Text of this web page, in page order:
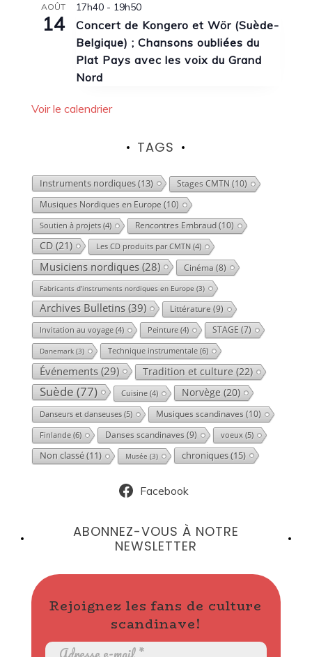
AOÛT
14
17h40- 19h50
Concert de Kongero et Wör (Suède-
Belgique) ; Chansons oubliées du
Plat Pays avec les voix du Grand
Nord
Voir le calendrier
TAGS
Instruments nordiques(13) Stages CMTN (10)
Musiques Nordiques en Europe (10)
Soutien à projets(4) Rencontres Embraud(10)
CD(21) Les CD produits par CMTN(4)
Musiciens nordiques(28) Cinéma (8)
Fabricants d'instruments nordiques en Europe (3)
Archives Bulletins(39) Littérature (9)
Invitation au voyage(4) Peinture(4) STAGE (7)
Danemark(3) Technique instrumentale(6)
Événements(29) Tradition et culture (22)
Suède (77) Cuisine(4) Norvège (20)
Danseurs et danseuses(5) Musiques scandinaves (10)
Finlande(6) Danses scandinaves (9) voeux(5)
Non classé(11) Musée (3) chroniques(15)
Facebook
ABONNEZ-VOUS À NOTRE
NEWSLETTER
Rejoignez les fans de culture
scandinave!